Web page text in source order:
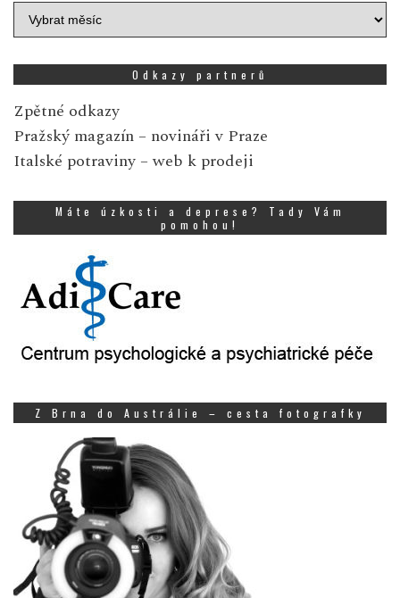
Archiv
zpráv
Odkazy partnerů
Zpětné odkazy
Pražský magazín – novináři v Praze
Italské potraviny – web k prodeji
Máte úzkosti a deprese? Tady Vám
pomohou!
Z Brna do Austrálie – cesta fotografky